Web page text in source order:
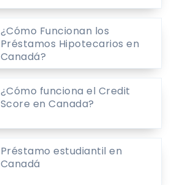
¿Cómo Funcionan los
Préstamos Hipotecarios en
Canadá?
¿Cómo funciona el Credit
Score en Canada?
Préstamo estudiantil en
Canadá